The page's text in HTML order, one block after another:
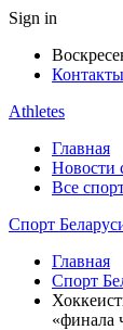
Sign in
Контакты
Athletes
Главная
Новости
Все
Спорт
Главная
Спорт
«финала